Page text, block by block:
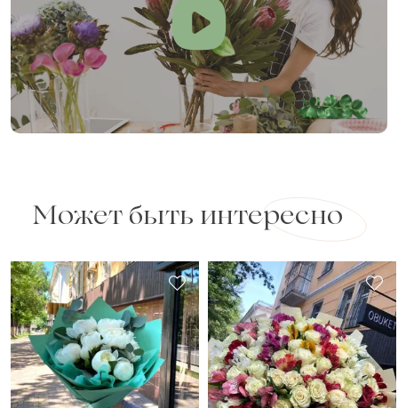
Может быть интересно